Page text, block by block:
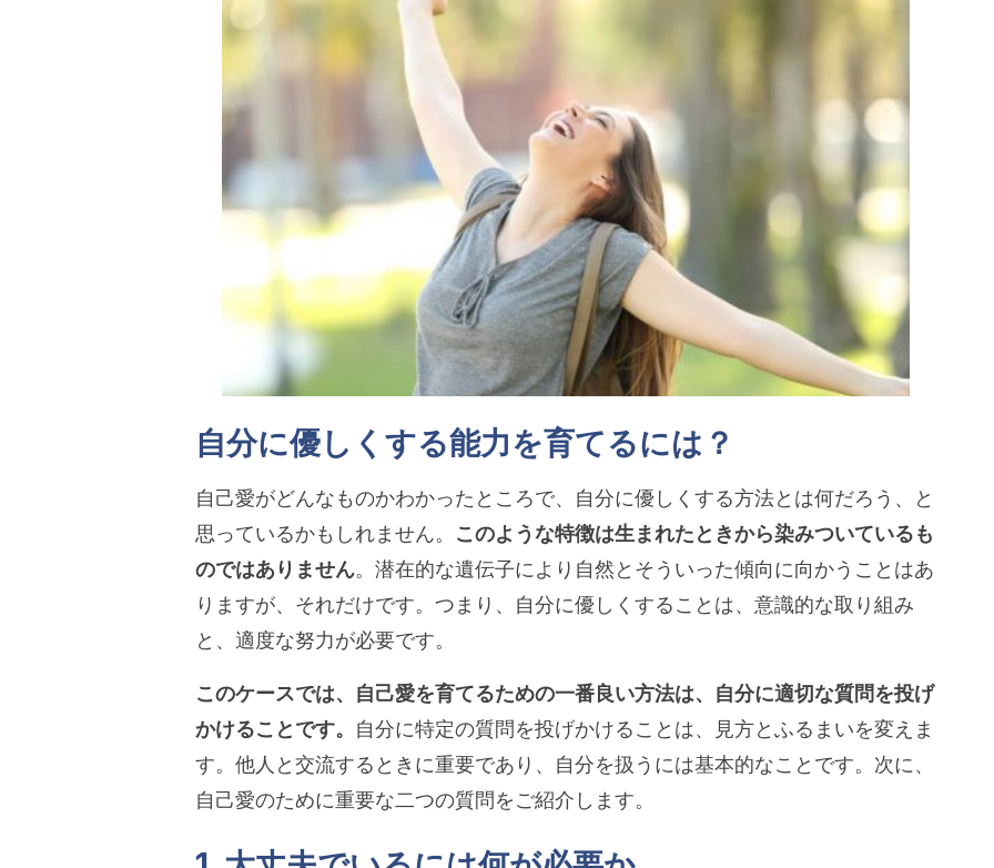
自分に優しくする能力を育てるには？
自己愛がどんなものかわかったところで、自分に優しくする方法とは何だろう、と
思っているかもしれません。 このような特徴は生まれたときから染みついているも
のではありません。潜在的な遺伝子により自然とそういった傾向に向かうことはあ
りますが、それだけです。つまり、自分に優しくすることは、意識的な取り組み
と、適度な努力が必要です。
このケースでは、自己愛を育てるための一番良い方法は、自分に適切な質問を投げ
かけることです。 自分に特定の質問を投げかけることは、見方とふるまいを変えま
す。他人と交流するときに重要であり、自分を扱うには基本的なことです。次に、
自己愛のために重要な二つの質問をご紹介します。